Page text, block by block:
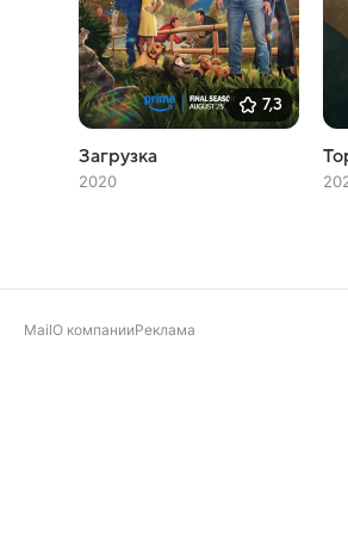
7,3
Загрузка
2020
MailО компанииРеклама